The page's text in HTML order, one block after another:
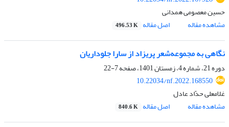
حسین معصومی همدانی
مشاهده مقاله
اصل مقاله 496.53 K
نگاهی به مجموعه‌شعر پریزاد از سارا جلوداریان
دوره 21، شماره 4، زمستان 1401، صفحه
7-22
10.22034/nf.2022.168550
غلامعلی حدّاد عادل
مشاهده مقاله
اصل مقاله 840.6 K